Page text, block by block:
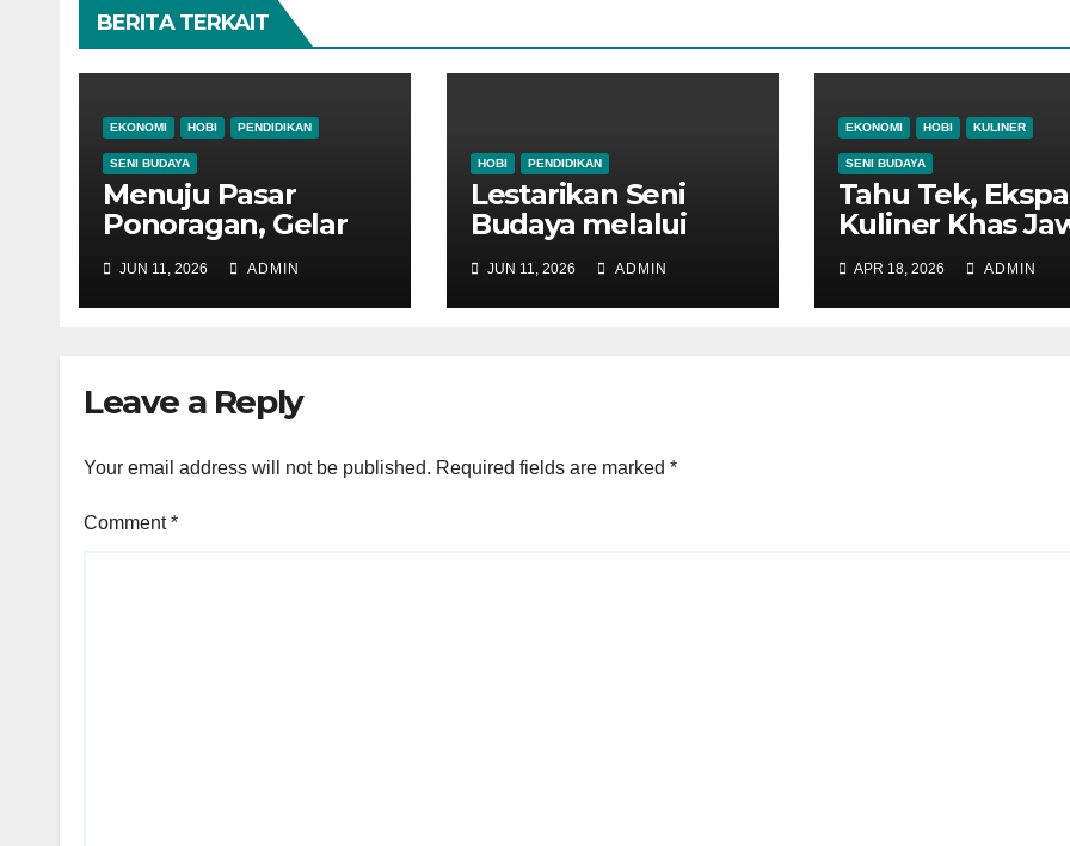
BERITA TERKAIT
EKONOMI HOBI PENDIDIKAN
SENI BUDAYA
Menuju Pasar
Ponoragan, Gelar
Workshop Kuliner
Tradisional
Ponorogo
JUN 11, 2026 ADMIN
HOBI PENDIDIKAN
Lestarikan Seni
Budaya melalui
Workshop
Pertunjukan Tari
Tradisional
JUN 11, 2026 ADMIN
EKONOMI HOBI KULINER
SENI BUDAYA
Tahu Tek,
Kuliner Khas
Timur
APR 18, 2026 ADMIN
Leave a Reply
Your email address will not be published. Required fields are marked *
Comment*